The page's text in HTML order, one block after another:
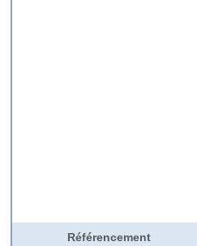
Référencement